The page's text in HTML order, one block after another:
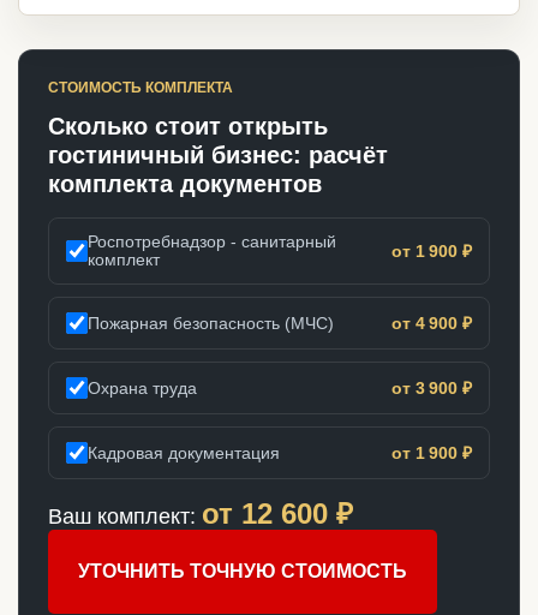
СТОИМОСТЬ КОМПЛЕКТА
Сколько стоит открыть
гостиничный бизнес: расчёт
комплекта документов
Роспотребнадзор - санитарный
комплект
от 1 900 ₽
Пожарная безопасность (МЧС) от 4 900 ₽
Охрана труда от 3 900 ₽
Кадровая документация от 1 900 ₽
Ваш комплект: от 12 600 ₽
УТОЧНИТЬ ТОЧНУЮ СТОИМОСТЬ